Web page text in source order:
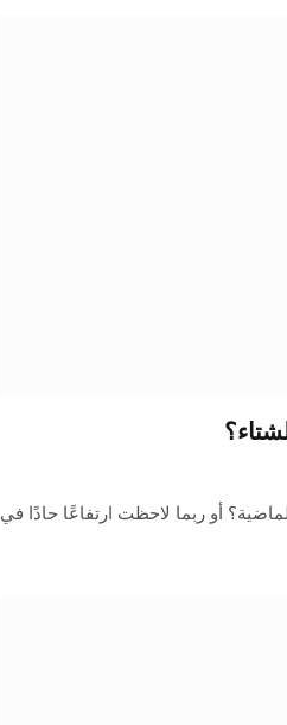
أو ربما لاحظت ارتفاعًا حادًا في